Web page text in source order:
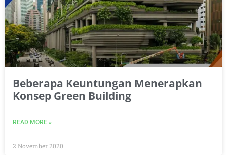
Beberapa Keuntungan Menerapkan
Konsep Green Building
READ MORE »
2 November 2020